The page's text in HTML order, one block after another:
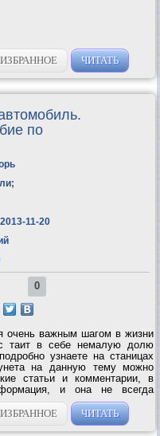
ЧИТАТЬ
по
;
2013-11-20
0
очень важным шагом в жизни
таит в себе немалую долю
узнаете на станицах
на данную тему можно
статьи и комментарии, в
и она не всегда
в книге, ответит на
ЧИТАТЬ